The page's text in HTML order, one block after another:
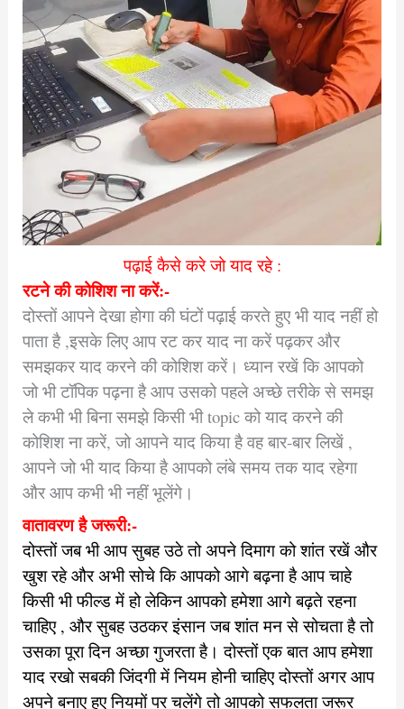
पढ़ाई कैसे करे जो याद रहे :
रटने की कोशिश ना करें:-
दोस्तों आपने देखा होगा की घंटों पढ़ाई करते हुए भी याद नहीं हो
पाता है ,इसके लिए आप रट कर याद ना करें पढ़कर और
समझकर याद करने की कोशिश करें। ध्यान रखें कि आपको
जो भी टॉपिक पढ़ना है आप उसको पहले अच्छे तरीके से समझ
ले कभी भी बिना समझे किसी भी topic को याद करने की
कोशिश ना करें, जो आपने याद किया है वह बार-बार लिखें ,
आपने जो भी याद किया है आपको लंबे समय तक याद रहेगा
और आप कभी भी नहीं भूलेंगे।
वातावरण है जरूरी:-
दोस्तों जब भी आप सुबह उठे तो अपने दिमाग को शांत रखें और
खुश रहे और अभी सोचे कि आपको आगे बढ़ना है आप चाहे
किसी भी फील्ड में हो लेकिन आपको हमेशा आगे बढ़ते रहना
चाहिए , और सुबह उठकर इंसान जब शांत मन से सोचता है तो
उसका पूरा दिन अच्छा गुजरता है। दोस्तों एक बात आप हमेशा
याद रखो सबकी जिंदगी में नियम होनी चाहिए दोस्तों अगर आप
अपने बनाए हुए नियमों पर चलेंगे तो आपको सफलता जरूर